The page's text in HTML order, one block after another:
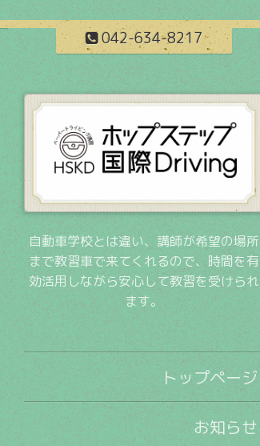
042-634-8217
自動車学校とは違い、講師が希望の場所
まで教習車で来てくれるので、時間を有
効活用しながら安心して教習を受けられ
ます。
トップページ
お知らせ